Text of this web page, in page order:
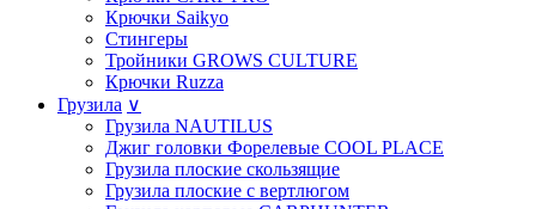
Крючки Saikyo
Стингеры
Тройники GROWS CULTURE
Крючки Ruzza
Грузила ∨
Грузила NAUTILUS
Джиг головки Форелевые COOL PLACE
Грузила плоские скользящие
Грузила плоские с вертлюгом